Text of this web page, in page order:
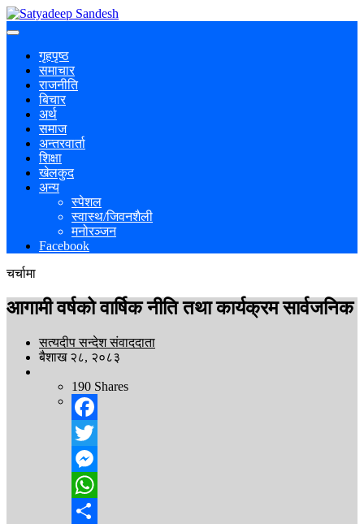
गृहपृष्ठ
समाचार
राजनीति
बिचार
अर्थ
समाज
अन्तरवार्ता
शिक्षा
खेलकुद
अन्य
स्पेशल
स्वास्थ/जिवनशैली
मनोरञ्जन
Facebook
चर्चामा
आगामी वर्षको वार्षिक नीति तथा कार्यक्रम सार्वजनिक
सत्यदीप सन्देश संवाददाता
बैशाख २८, २०८३
190 Shares
Facebook
Twitter
Messenger
WhatsApp